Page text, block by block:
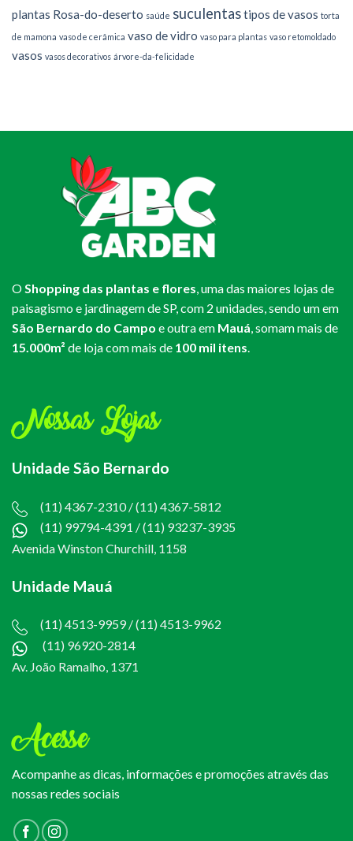
plantas Rosa-do-deserto saúde suculentastipos de vasos torta
de mamona vaso de cerâmica vaso de vidro vaso para plantas vaso retomoldado
vasos vasos decorativos árvore-da-felicidade
OShopping das plantas e flores, uma das maiores lojas de
paisagismo e jardinagem de SP, com 2 unidades, sendo um em
São Bernardo do Campo e outra em Mauá, somam mais de
15.000m² de loja com mais de 100 mil itens.
Nossas Lojas
Unidade São Bernardo
(11) 4367-2310 / (11) 4367-5812
(11) 99794-4391 /(11) 93237-3935
Avenida Winston Churchill, 1158
Unidade Mauá
(11) 4513-9959 / (11) 4513-9962
(11) 96920-2814
Av. João Ramalho, 1371
Acesse
Acompanhe as dicas, informações e promoções através das
nossas redes sociais